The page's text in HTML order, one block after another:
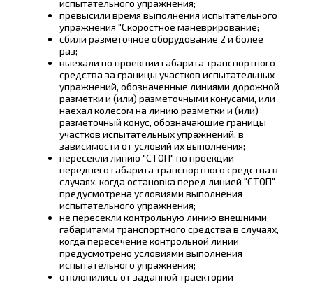
испытательного упражнения;
превысили время выполнения испытательного
упражнения "Скоростное маневрирование;
сбили разметочное оборудование 2 и более
раз;
выехали по проекции габарита транспортного
средства за границы участков испытательных
упражнений, обозначенные линиями дорожной
разметки и (или) разметочными конусами, или
наехал колесом на линию разметки и (или)
разметочный конус, обозначающие границы
участков испытательных упражнений, в
зависимости от условий их выполнения;
пересекли линию "СТОП" по проекции
переднего габарита транспортного средства в
случаях, когда остановка перед линией "СТОП"
предусмотрена условиями выполнения
испытательного упражнения;
не пересекли контрольную линию внешними
габаритами транспортного средства в случаях,
когда пересечение контрольной линии
предусмотрено условиями выполнения
испытательного упражнения;
отклонились от заданной траектории